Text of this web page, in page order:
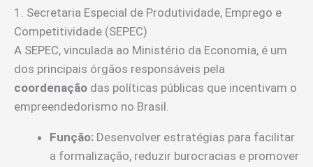
1. Secretaria Especial de Produtividade, Emprego e
Competitividade (SEPEC)
A SEPEC, vinculada ao Ministério da Economia, é um
dos principais órgãos responsáveis pela
coordenação das políticas públicas que incentivam o
empreendedorismo no Brasil.
Função: Desenvolver estratégias para facilitar
a formalização, reduzir burocracias e promover